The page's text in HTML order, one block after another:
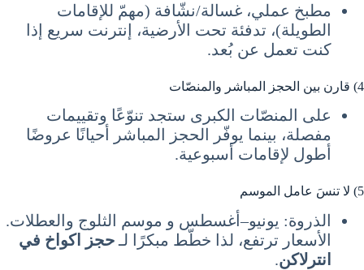
مطبخ عملي، غسالة/نشّافة (مهمّ للإقامات
الطويلة)، تدفئة تحت الأرضية، إنترنت سريع إذا
كنت تعمل عن بُعد.
4) قارن بين الحجز المباشر والمنصّات
على المنصّات الكبرى ستجد تنوّعًا وتقييمات
مفصلة، بينما يوفّر الحجز المباشر أحيانًا عروضًا
أطول لإقامات أسبوعية.
5) لا تنسَ عامل الموسم
الذروة: يونيو–أغسطس و موسم الثلوج والعطلات.
الأسعار ترتفع، لذا خطّط مبكرًا لـحجز اكواخ في
انترلاكن.